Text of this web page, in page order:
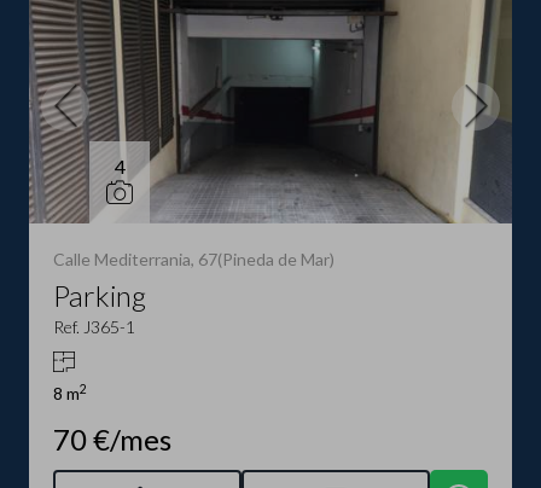
4
Calle Mediterrania, 67(Pineda de Mar)
Parking
Ref. J365-1
8 m2
70 €/mes